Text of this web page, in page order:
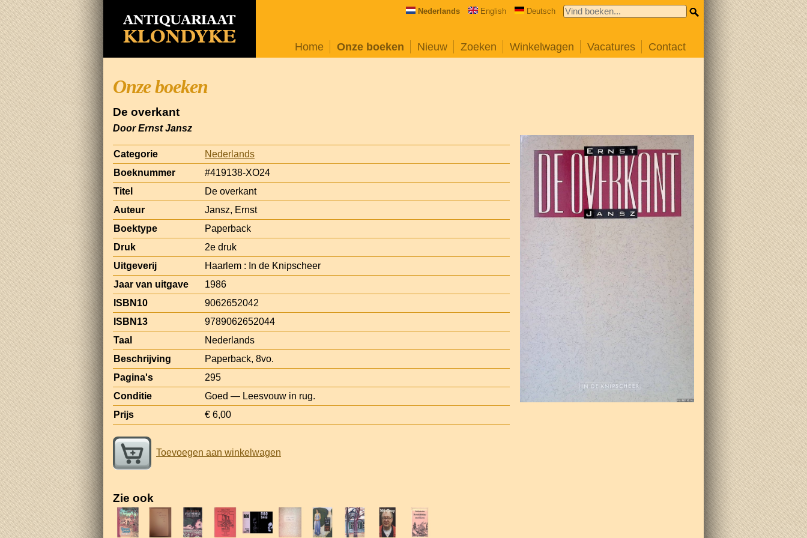
Nederlands English Deutsch
Home Onze boeken Nieuw Zoeken Winkelwagen Vacatures Contact
Onze boeken
De overkant
Door Ernst Jansz
Categorie
Nederlands
Boeknummer
#419138-XO24
Titel
De overkant
Auteur
Jansz, Ernst
Boektype
Paperback
Druk
2e druk
Uitgeverij
Haarlem : In de Knipscheer
Jaar van uitgave
1986
ISBN10
9062652042
ISBN13
9789062652044
Taal
Nederlands
Beschrijving
Paperback, 8vo.
Pagina's
295
Conditie
Goed — Leesvouw in rug.
Prijs
€ 6,00
Toevoegen aan winkelwagen
Zie ook